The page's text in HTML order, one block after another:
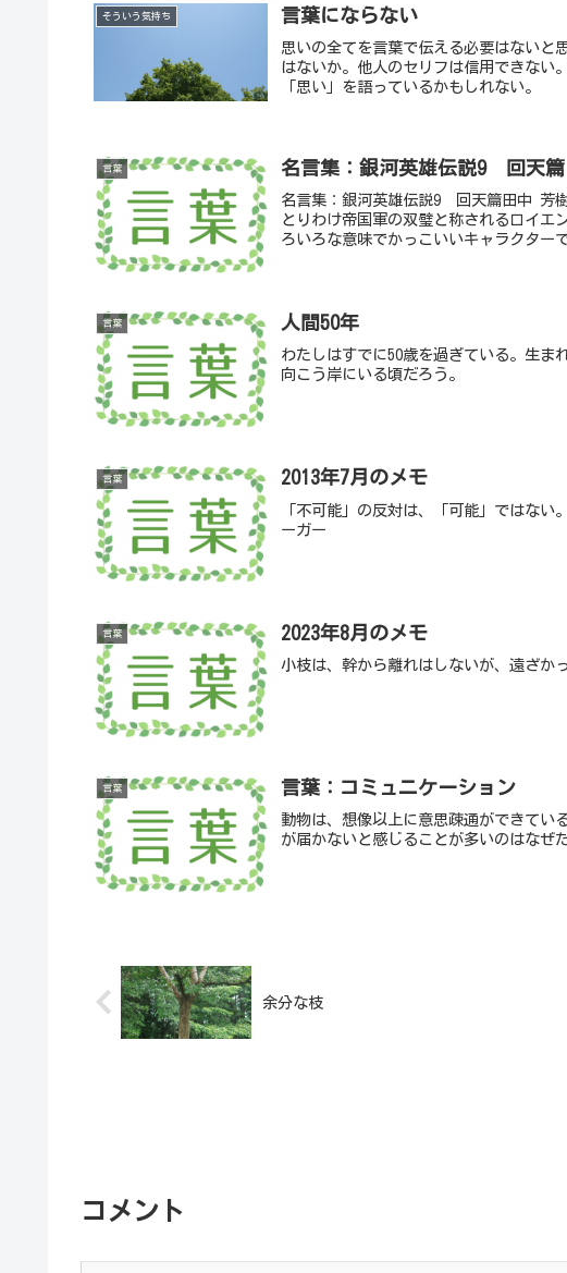
そういう気持ち 言葉にならない
思いの全てを言葉で伝える必要はないと
はないか。他人のセリフは信用できない
「思い」を語っているかもしれない。
言葉 名言集：銀河英雄伝説9 回天篇
名言集：銀河英雄伝説9 回天篇田中 芳
とりわけ帝国軍の双璧と称されるロイエ
ろいろな意味でかっこいいキャラクター
言葉 人間50年
わたしはすでに50歳を過ぎている。生ま
向こう岸にいる頃だろう。
言葉 2013年7月のメモ
「不可能」の反対は、「可能」ではな
ーガー
言葉 2023年8月のメモ
小枝は、幹から離れはしないが、遠ざか
言葉 言葉：コミュニケーション
動物は、想像以上に意思疎通ができてい
が届かないと感じることが多いのはなぜ
余分な枝
コメント